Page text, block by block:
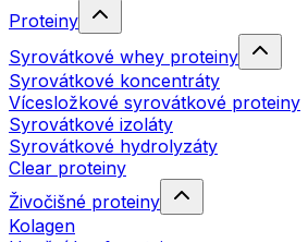
Proteiny
Syrovátkové whey proteiny
Syrovátkové koncentráty
Vícesložkové syrovátkové proteiny
Syrovátkové izoláty
Syrovátkové hydrolyzáty
Clear proteiny
Živočišné proteiny
Kolagen